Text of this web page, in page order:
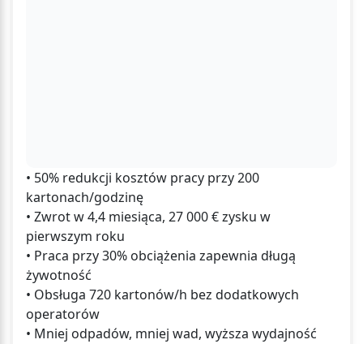
• 50% redukcji kosztów pracy przy 200
kartonach/godzinę
• Zwrot w 4,4 miesiąca, 27 000 € zysku w
pierwszym roku
• Praca przy 30% obciążenia zapewnia długą
żywotność
• Obsługa 720 kartonów/h bez dodatkowych
operatorów
• Mniej odpadów, mniej wad, wyższa wydajność